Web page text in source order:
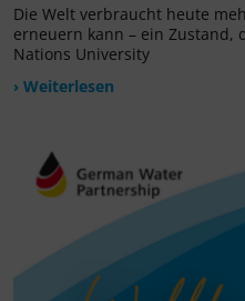
Die Welt verbraucht heute
erneuern kann – ein Zustand,
Nations University
› Weiterlesen